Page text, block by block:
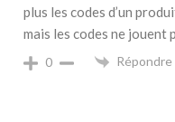
plus les codes d’un
mais les codes ne jouent
0 Répondre